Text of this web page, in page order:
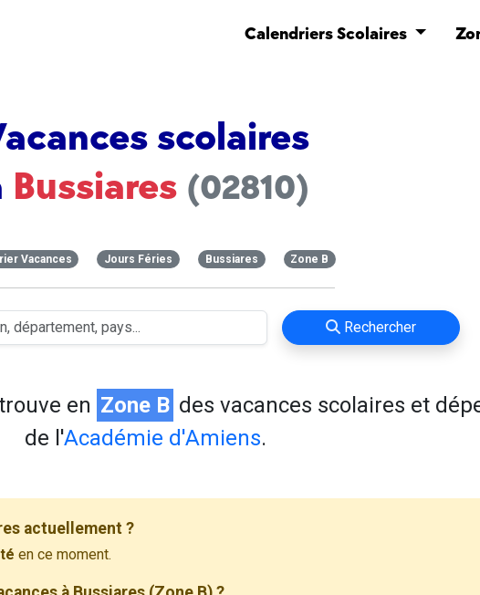
Calendriers Scolaires
scolaires
Bussiares (02810)
Vacances Jours Féries Bussiares Zone B
Rechercher
en Zone B des vacances scolaires et
de l'Académie d'Amiens.
actuellement ?
en ce moment.